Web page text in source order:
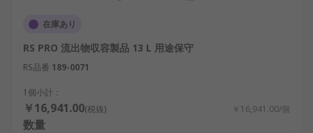
在庫あり
RS PRO 流出物収容製品 13 L 用途保守
RS品番 189-0071
1個小計：
￥16,941.00(税抜) ￥16,941.00/個
数量